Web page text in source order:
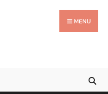
MENUClose